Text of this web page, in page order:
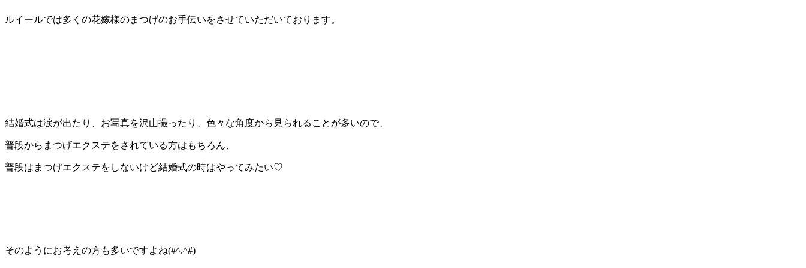
ルイールでは多くの花嫁様のまつげのお手伝いをさせていただいております。
結婚式は涙が出たり、お写真を沢山撮ったり、 色々な角度から見られることが多いので、
普段からまつげエクステをされている方はもちろん、
普段はまつげエクステをしないけど結婚式の時はやってみたい♡
そのようにお考えの方も多いですよね(#^.^#)